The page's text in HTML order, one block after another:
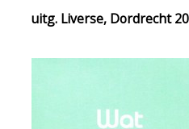
uitg. Liverse, Dordrecht